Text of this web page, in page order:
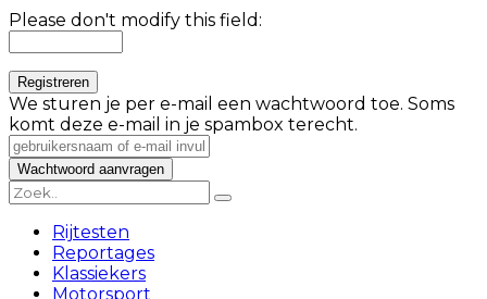
Please don't modify this field:
We sturen je per e-mail een wachtwoord toe. Soms
komt deze e-mail in je spambox terecht.
Rijtesten
Reportages
Klassiekers
Motorsport